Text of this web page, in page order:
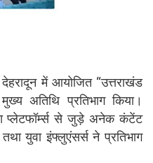
में आयोजित “उत्तराखंड
अतिथि प्रतिभाग किया।
प्लेटफॉर्म्स से जुड़े अनेक कंटेंट
तथा युवा इंफ्लुएंसर्स ने प्रतिभाग